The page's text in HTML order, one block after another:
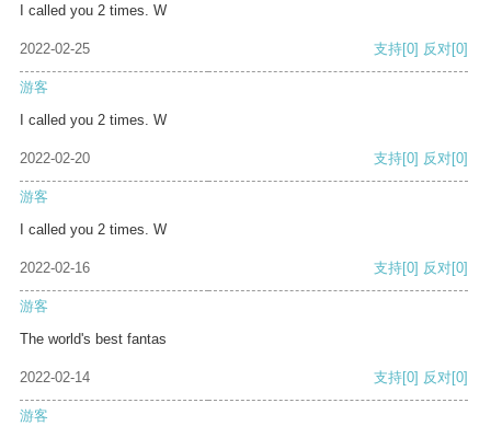
I called you 2 times. W
2022-02-25 支持[0] 反对[0]
游客
I called you 2 times. W
2022-02-20 支持[0] 反对[0]
游客
I called you 2 times. W
2022-02-16 支持[0] 反对[0]
游客
The world's best fantas
2022-02-14 支持[0] 反对[0]
游客